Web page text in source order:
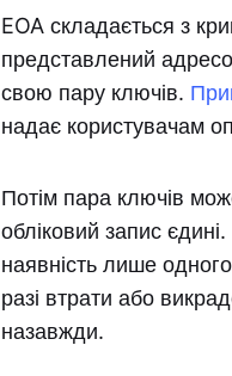
EOA складається з
представлений
свою пару ключів.
надає користувачам
Потім пара ключів
обліковий запис
наявність лише
разі втрати або
назавжди.